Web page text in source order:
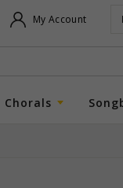
My Account
Chorals